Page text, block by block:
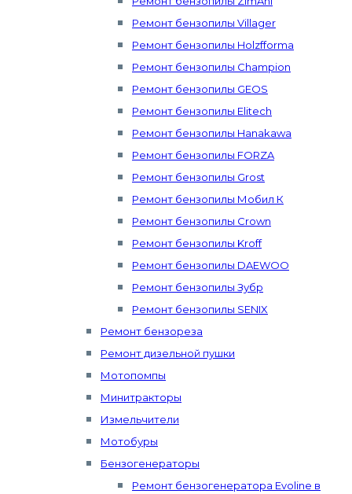
Ремонт бензопилы Villager
Ремонт бензопилы Holzfforma
Ремонт бензопилы Champion
Ремонт бензопилы GEOS
Ремонт бензопилы Elitech
Ремонт бензопилы Hanakawa
Ремонт бензопилы FORZA
Ремонт бензопилы Grost
Ремонт бензопилы Мобил К
Ремонт бензопилы Crown
Ремонт бензопилы Kroff
Ремонт бензопилы DAEWOO
Ремонт бензопилы Зубр
Ремонт бензопилы SENIX
Ремонт бензореза
Ремонт дизельной пушки
Мотопомпы
Минитракторы
Измельчители
Мотобуры
Бензогенераторы
Ремонт бензогенератора Evoline в